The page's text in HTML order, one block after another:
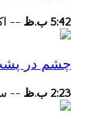
5:42 ب.ظ --
چشم در
2:23 ب.ظ --